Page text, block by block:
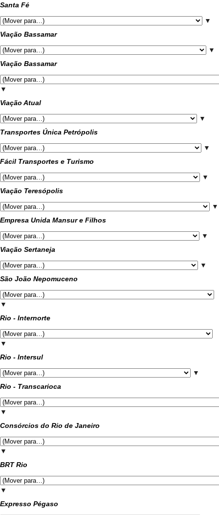
Santa Fé
▼
Viação Bassamar
▼
Viação Bassamar
▼
Viação Atual
▼
Transportes Única Petrópolis
▼
Fácil Transportes e Turismo
▼
Viação Teresópolis
▼
Empresa Unida Mansur e Filhos
▼
Viação Sertaneja
▼
São João Nepomuceno
▼
Rio - Internorte
▼
Rio - Intersul
▼
Rio - Transcarioca
▼
Consórcios do Rio de Janeiro
▼
BRT Rio
▼
Expresso Pégaso